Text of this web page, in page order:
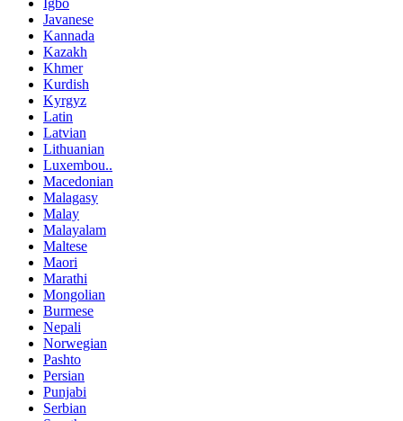
Igbo
Javanese
Kannada
Kazakh
Khmer
Kurdish
Kyrgyz
Latin
Latvian
Lithuanian
Luxembou..
Macedonian
Malagasy
Malay
Malayalam
Maltese
Maori
Marathi
Mongolian
Burmese
Nepali
Norwegian
Pashto
Persian
Punjabi
Serbian